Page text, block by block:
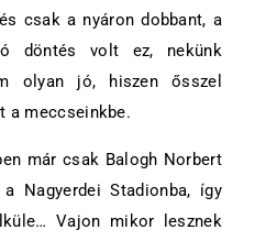
csak a nyáron dobbant, a
döntés volt ez, nekünk
olyan jó, hiszen ősszel
a meccseinkbe.
már csak Balogh Norbert
Nagyerdei Stadionba, így
Vajon mikor lesznek